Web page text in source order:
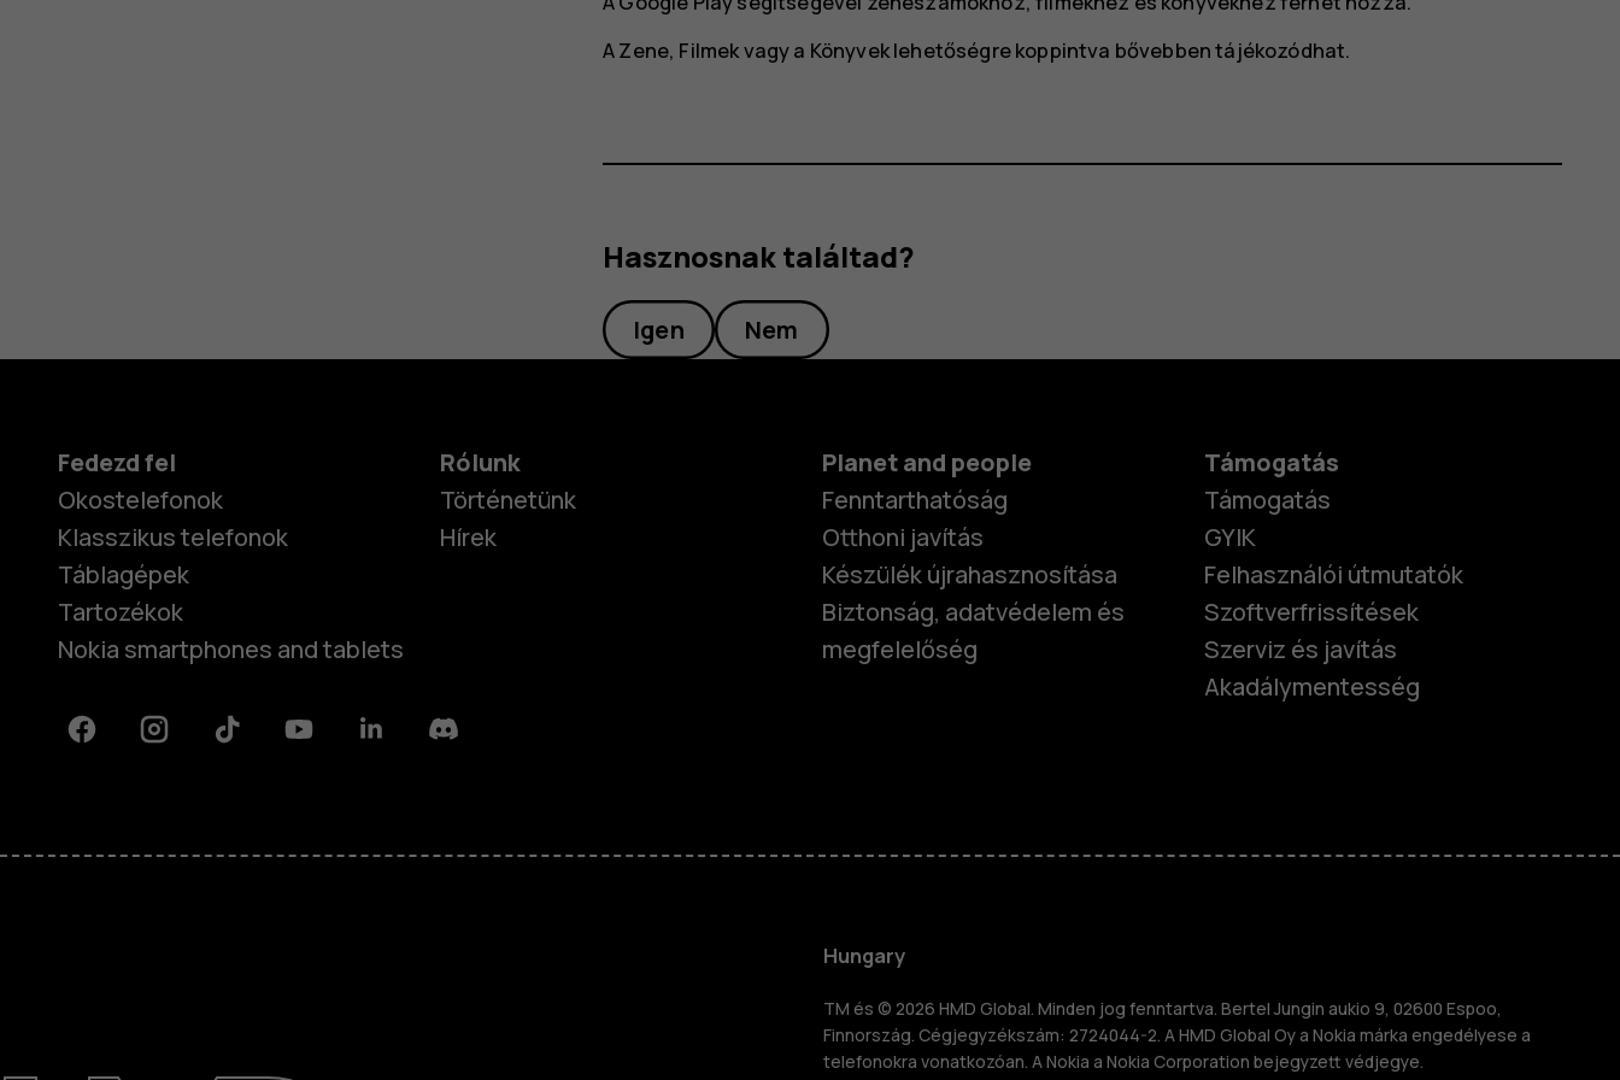
Okostelefonok
Klasszikus telefonok
Tartozékok
AZene, Filmekvagy a Könyveklehetőségre koppintva bővebben tájékozódhat.
Hasznosnak találtad?
Igen Nem
Fedezd fel
Okostelefonok
Klasszikus telefonok
Táblagépek
Tartozékok
Nokia smartphones and tablets
Rólunk
Történetünk
Hírek
Planet and people
Fenntarthatóság
Otthoni javítás
Készülék újrahasznosítása
Biztonság, adatvédelem és
megfelelőség
Támogatás
Támogatás
GYIK
Felhasználói útmutatók
Szoftverfrissítések
Szerviz és javítás
Akadálymentesség
FacebookInstagramTiktok YoutubeLinkedinDiscord
Hungary
TM és © 2026 HMD Global. Minden jog fenntartva. Bertel Jungin aukio 9, 02600 Espoo,
Finnország. Cégjegyzékszám: 2724044-2. A HMD Global Oy a Nokia márka engedélyese a
telefonokra vonatkozóan. A Nokia a Nokia Corporation bejegyzett védjegye.